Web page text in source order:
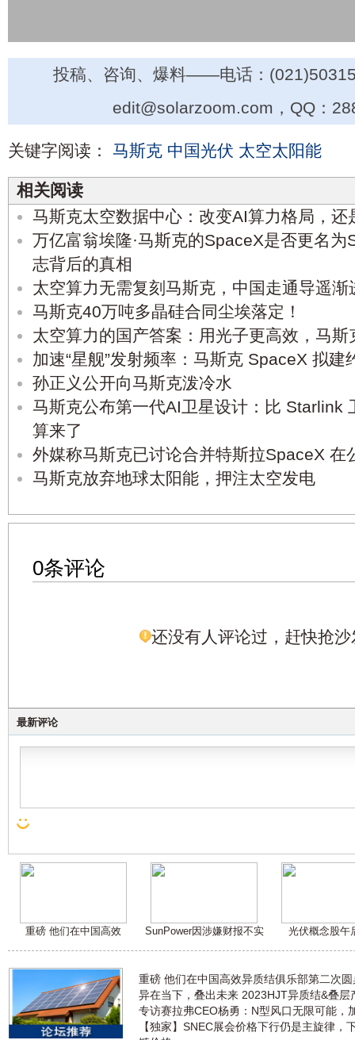
投稿、咨询、爆料——电话：
edit@solarzoom.com，QQ：
关键字阅读： 马斯克 中国光伏 太空太阳能
相关阅读
马斯克太空数据中心：改变AI算力格局，还
万亿富翁埃隆·马斯克的SpaceX是否更名
志背后的真相
太空算力无需复刻马斯克，中国走通导遥渐
马斯克40万吨多晶硅合同尘埃落定！
太空算力的国产答案：用光子更高效，马
加速“星舰”发射频率：马斯克 SpaceX 拟建
孙正义公开向马斯克泼冷水
马斯克公布第一代AI卫星设计：比 Starlink
算来了
外媒称马斯克已讨论合并特斯拉SpaceX 在
马斯克放弃地球太阳能，押注太空发电
0条评论
还没有人评论过，赶快抢沙
最新评论
重磅 他们在中国高效 SunPower因涉嫌财报不实 光伏概念股午
重磅 他们在中国高效异质结俱乐部第二次
异在当下，叠出未来 2023HJT异质结&叠层
专访赛拉弗CEO杨勇：N型风口无限可能，
【独家】SNEC展会价格下行仍是主旋律，